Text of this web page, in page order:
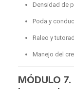
Densidad de
Poda y
Raleo y
Manejo del
MÓDULO